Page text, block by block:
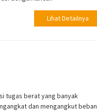
Lihat Detailnya
tugas berat yang banyak
dan mengangkut beban